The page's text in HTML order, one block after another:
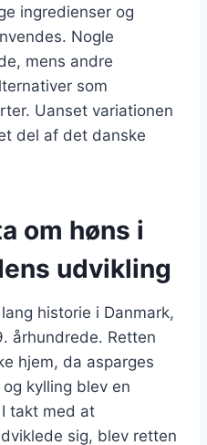
ingredienser og
Nogle
mens andre
som
Uanset variationen
del af det danske
om høns i
udvikling
historie i Danmark,
århundrede. Retten
hjem, da asparges
kylling blev en
takt med at
sig, blev retten